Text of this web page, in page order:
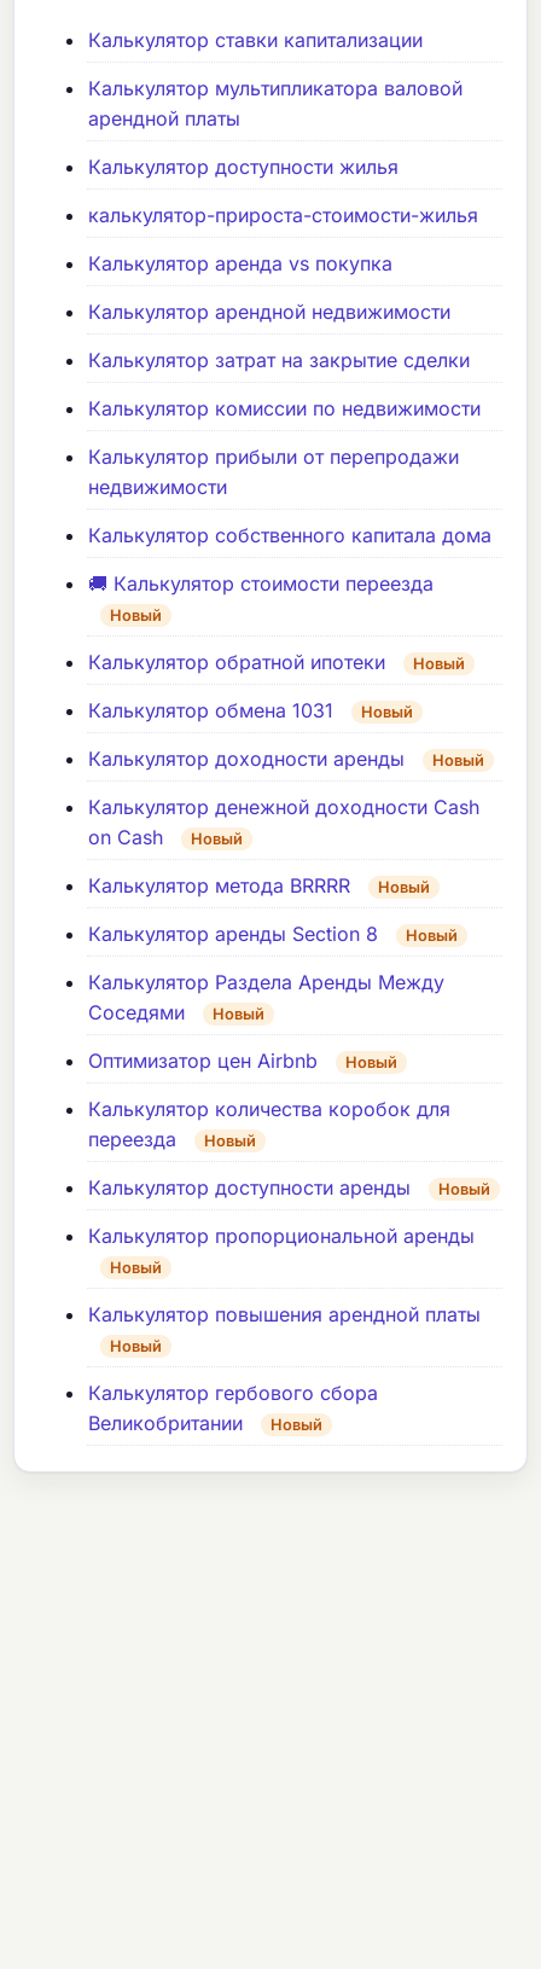
Калькулятор ставки капитализации
Калькулятор мультипликатора валовой
арендной платы
Калькулятор доступности жилья
калькулятор-прироста-стоимости-жилья
Калькулятор аренда vs покупка
Калькулятор арендной недвижимости
Калькулятор затрат на закрытие сделки
Калькулятор комиссии по недвижимости
Калькулятор прибыли от перепродажи
недвижимости
Калькулятор собственного капитала дома
🚚 Калькулятор стоимости переезда
Новый
Калькулятор обратной ипотеки Новый
Калькулятор обмена 1031 Новый
Калькулятор доходности аренды Новый
Калькулятор денежной доходности Cash
on Cash
Новый
Калькулятор метода BRRRR Новый
Калькулятор аренды Section 8 Новый
Калькулятор Раздела Аренды Между
Соседями
Новый
Оптимизатор цен Airbnb Новый
Калькулятор количества коробок для
переезда
Новый
Калькулятор доступности аренды Новый
Калькулятор пропорциональной аренды
Новый
Калькулятор повышения арендной платы
Новый
Калькулятор гербового сбора
Великобритании
Новый